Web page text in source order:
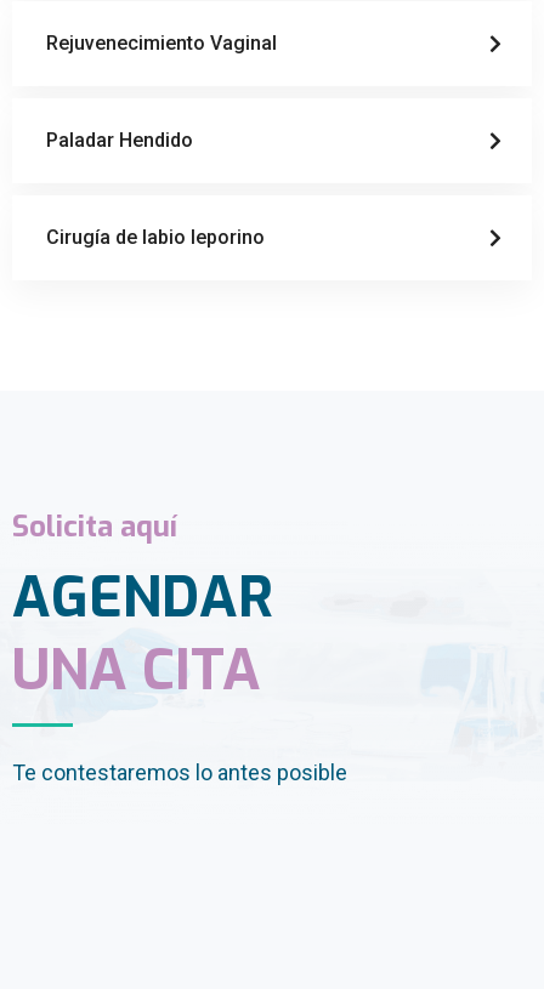
Rejuvenecimiento Vaginal
Paladar Hendido
Cirugía de labio leporino
Solicita aquí
AGENDAR
UNA CITA
Te contestaremos lo antes posible